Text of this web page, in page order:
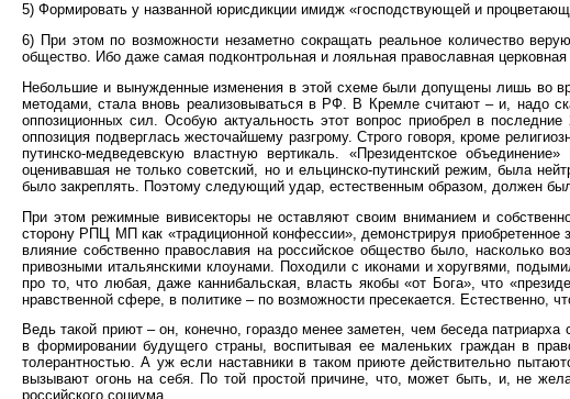
5) Формировать у названной юрисдикции имидж «господствующей и
6) При этом по возможности незаметно сокращать реальное количество
общество. Ибо даже самая подконтрольная и лояльная православная
Небольшие и вынужденные изменения в этой схеме были допущены лишь во
методами, стала вновь реализовываться в РФ. В Кремле считают – и, надо
оппозиционных сил. Особую актуальность этот вопрос приобрел в
оппозиция подверглась жесточайшему разгрому. Строго говоря, кроме
путинско-медведевскую властную вертикаль. «Президентское
оценивавшая не только советский, но и ельцинско-путинский режим, была
было закреплять. Поэтому следующий удар, естественным образом, должен
При этом режимные вивисекторы не оставляют своим вниманием и
сторону РПЦ МП как «традиционной конфессии», демонстрируя
влияние собственно православия на российское общество было, насколько
привозными итальянскими клоунами. Походили с иконами и хоругвями,
про то, что любая, даже каннибальская, власть якобы «от Бога», что
нравственной сфере, в политике – по возможности пресекается. Естественно,
Ведь такой приют – он, конечно, гораздо менее заметен, чем беседа
в формировании будущего страны, воспитывая ее маленьких граждан в
толерантностью. А уж если наставники в таком приюте действительно
вызывают огонь на себя. По той простой причине, что, может быть, и, не
российского социума.